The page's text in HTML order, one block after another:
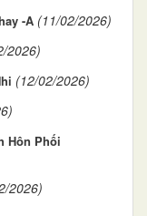
-A (11/02/2026)
2026)
(12/02/2026)
Hôn Phối
2026)